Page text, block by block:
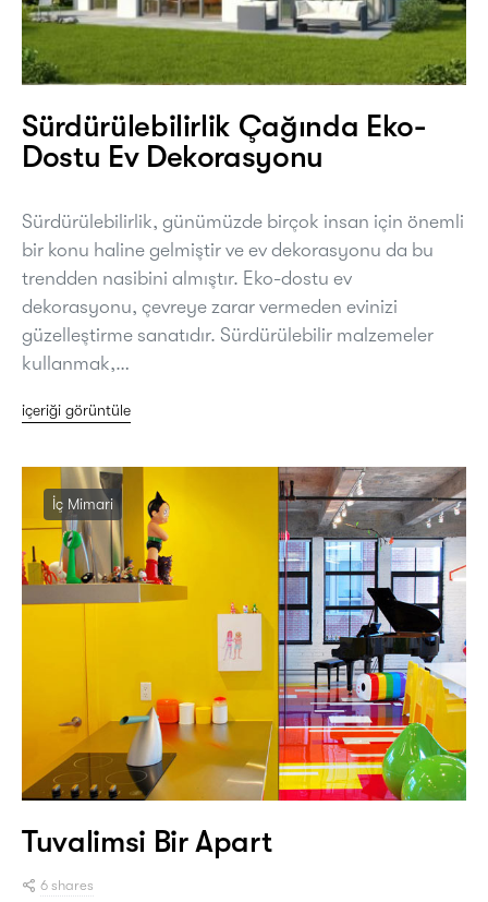
Sürdürülebilirlik Çağında Eko-
Dostu Ev Dekorasyonu
Sürdürülebilirlik, günümüzde birçok insan için önemli
bir konu haline gelmiştir ve ev dekorasyonu da bu
trendden nasibini almıştır. Eko-dostu ev
dekorasyonu, çevreye zarar vermeden evinizi
güzelleştirme sanatıdır. Sürdürülebilir malzemeler
kullanmak,…
içeriği görüntüle
İç Mimari
Tuvalimsi Bir Apart
6 shares